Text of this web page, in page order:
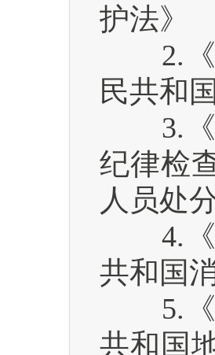
护法》
2.《
民共和
3.《
纪律检
人员处
4.《
共和国
5.《
共和国